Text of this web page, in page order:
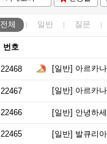
전체 일반 질문
번호
22468 [일반] 아르카
22467 [일반] 아르카
22466 [일반] 안녕하
22465 [일반] 발큐리